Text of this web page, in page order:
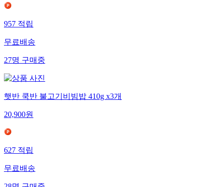
957적립
무료배송
27명구매중
햇반 쿡반 불고기비빔밥 410g x3개
20,900원
627적립
무료배송